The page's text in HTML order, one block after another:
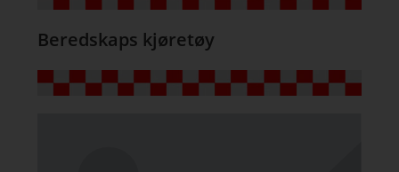
Beredskaps kjøretøy